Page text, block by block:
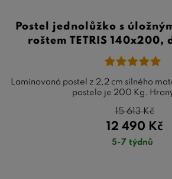
Postel jednolůžko s
roštem TETRIS 140x200,
Laminovaná postel z 2,2 cm silného
postele je 200 Kg.
12 490 Kč
15 613Kč
5-7 týdnů